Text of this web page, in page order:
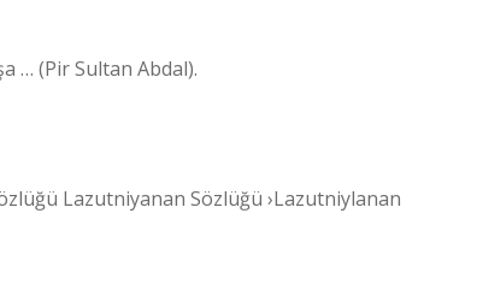
… (Pir Sultan Abdal).
Lazutniyanan Sözlüğü ›Lazutniylanan